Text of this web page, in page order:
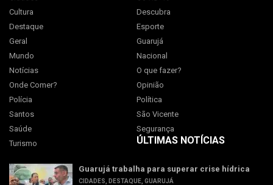
Cultura
Descubra
Destaque
Esporte
Geral
Guarujá
Mundo
Nacional
Notícias
O que fazer?
Onde Comer?
Opinião
Polícia
Política
Santos
São Vicente
Saúde
Segurança
Turismo
ÚLTIMAS NOTÍCIAS
Guarujá trabalha para superar crise hídrica
CIDADES DESTAQUE GUARUJÁ